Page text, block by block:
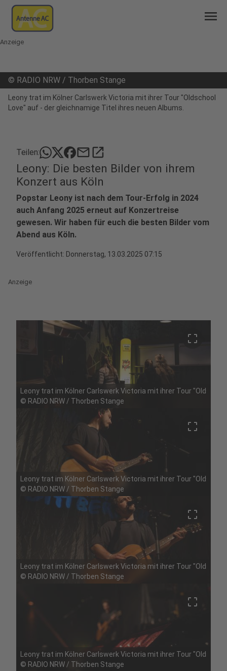
menu
Anzeige
© RADIO NRW / Thorben Stange
Leony trat im Kölner Carlswerk Victoria mit ihrer Tour "Oldschool
Love" auf - der gleichnamige Titel ihres neuen Albums.
Teilen: mailopen_in_new
Leony: Die besten Bilder von ihrem
Konzert aus Köln
Popstar Leony ist nach dem Tour-Erfolg in 2024
auch Anfang 2025 erneut auf Konzertreise
gewesen. Wir haben für euch die besten Bilder vom
Abend aus Köln.
Veröffentlicht: Donnerstag, 13.03.2025 07:15
Anzeige
crop_free
Leony trat im Kölner Carlswerk Victoria mit ihrer Tour
© RADIO NRW / Thorben Stange
crop_free
Leony trat im Kölner Carlswerk Victoria mit ihrer Tour
© RADIO NRW / Thorben Stange
crop_free
Leony trat im Kölner Carlswerk Victoria mit ihrer Tour
© RADIO NRW / Thorben Stange
crop_free
Leony trat im Kölner Carlswerk Victoria mit ihrer Tour
© RADIO NRW / Thorben Stange